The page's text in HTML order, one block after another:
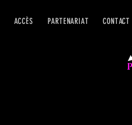
ACCÈS PARTENARIAT CONTACT